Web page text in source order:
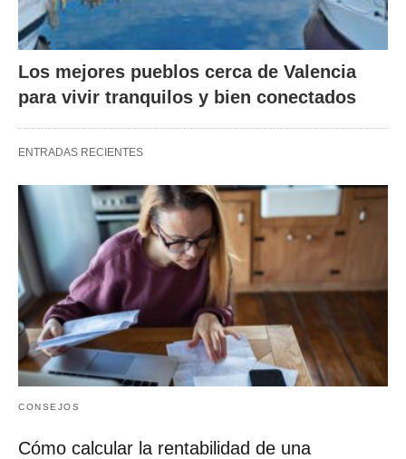
Los mejores pueblos cerca de Valencia
para vivir tranquilos y bien conectados
ENTRADAS RECIENTES
CONSEJOS
Cómo calcular la rentabilidad de una